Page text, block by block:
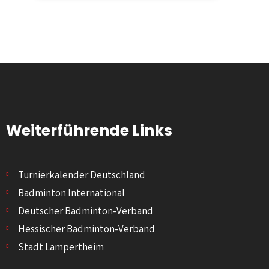
Weiterführende Links
Turnierkalender Deutschland
Badminton International
Deutscher Badminton-Verband
Hessischer Badminton-Verband
Stadt Lampertheim